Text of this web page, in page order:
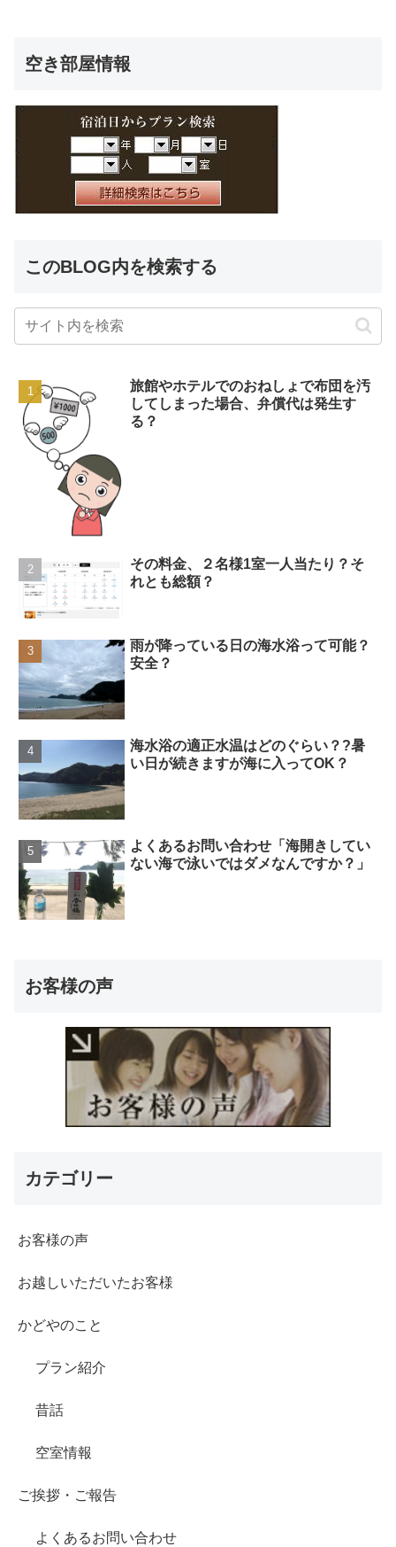
空き部屋情報
このBLOG内を検索する
旅館やホテルでのおねしょで布団を汚
してしまった場合、弁償代は発生す
る？
その料金、２名様1室一人当たり？そ
れとも総額？
雨が降っている日の海水浴って可能？
安全？
海水浴の適正水温はどのぐらい？?暑
い日が続きますが海に入ってOK？
よくあるお問い合わせ「海開きしてい
ない海で泳いではダメなんですか？」
お客様の声
カテゴリー
お客様の声
お越しいただいたお客様
かどやのこと
プラン紹介
昔話
空室情報
ご挨拶・ご報告
よくあるお問い合わせ